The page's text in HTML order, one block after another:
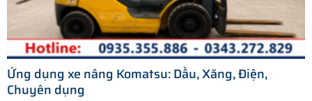
Ứng dụng xe nâng Komatsu: Dầu, Xăng, Điện,
Chuyên dụng